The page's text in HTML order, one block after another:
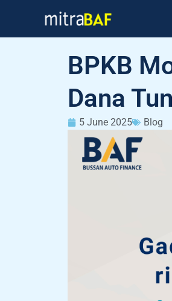
content
BPKB
Dana
5 June 2025 Blog